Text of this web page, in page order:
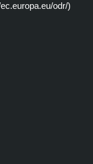
odr/)